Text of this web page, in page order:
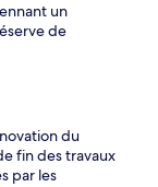
un
de
du
fin des travaux
par les